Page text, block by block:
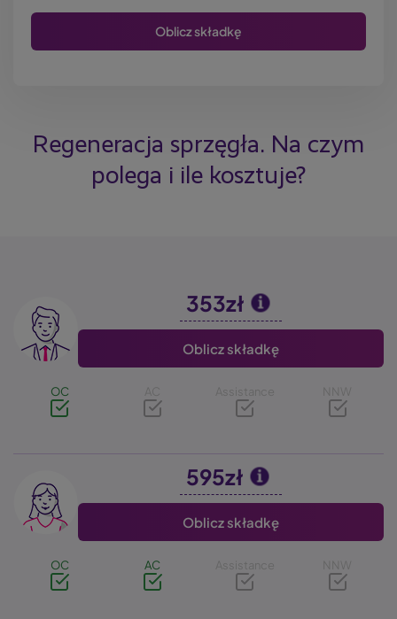
Regeneracja sprzęgła. Na czym
polega i ile kosztuje?
Image 353zł
Oblicz składkę
OC AC Assistance NNW
Image 595zł
Oblicz składkę
OC AC Assistance NNW